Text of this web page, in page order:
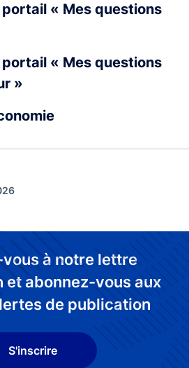
« Mes questions
« Mes questions
»
à notre lettre
et abonnez-vous aux
de publication
S'inscrire